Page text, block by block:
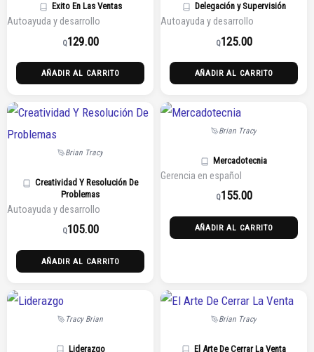
Exito En Las Ventas
Autoayuda y desarrollo
Q129.00
AÑADIR AL CARRITO
Delegación y Supervisión
Autoayuda y desarrollo
Q125.00
AÑADIR AL CARRITO
Brian Tracy
Creatividad Y Resolución De
Problemas
Autoayuda y desarrollo
Q105.00
AÑADIR AL CARRITO
Brian Tracy
Mercadotecnia
Gerencia en español
Q155.00
AÑADIR AL CARRITO
Tracy Brian
Liderazgo
Brian Tracy
El Arte De Cerrar La Venta